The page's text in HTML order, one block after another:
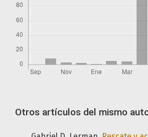
Otros artículos del mismo